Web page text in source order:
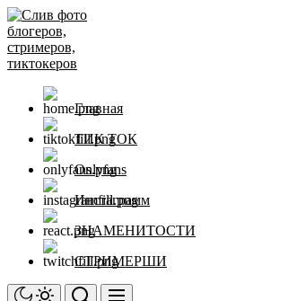
Перейти
к
содержимому
Главная
ТИК ТОК
Onlyfans
Инстаграмм
ЗНАМЕНИТОСТИ
СТРИМЕРШИ